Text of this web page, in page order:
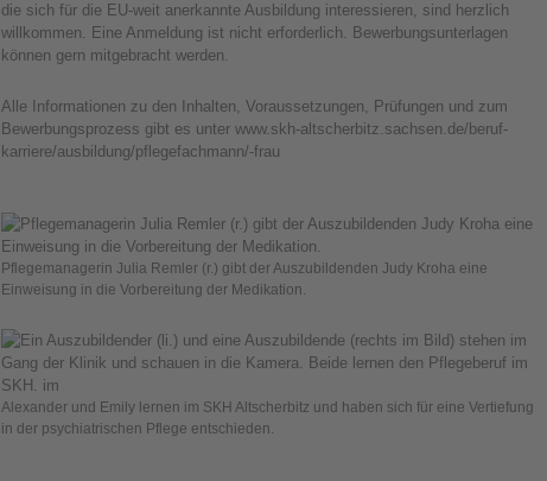
die sich für die EU-weit anerkannte Ausbildung interessieren, sind herzlich
willkommen. Eine Anmeldung ist nicht erforderlich. Bewerbungsunterlagen
können gern mitgebracht werden.
Alle Informationen zu den Inhalten, Voraussetzungen, Prüfungen und zum
Bewerbungsprozess gibt es unter www.skh-altscherbitz.sachsen.de/beruf-
karriere/ausbildung/pflegefachmann/-frau
Pflegemanagerin Julia Remler (r.) gibt der Auszubildenden Judy Kroha eine
Einweisung in die Vorbereitung der Medikation.
Alexander und Emily lernen im SKH Altscherbitz und haben sich für eine Vertiefung
in der psychiatrischen Pflege entschieden.